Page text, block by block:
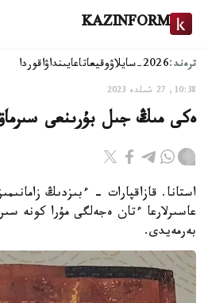
KAZINFORM
ترەند:2026-سايلاۋ وقيعاتاعايىنداۋاقوردا
10:38, 27 شىلدە 2023
ەكى مىڭ جىل بۇرىنعى
عاسىرلارعا ءتان ەجەلگى مۇرا كونە
بەرمەيدى.